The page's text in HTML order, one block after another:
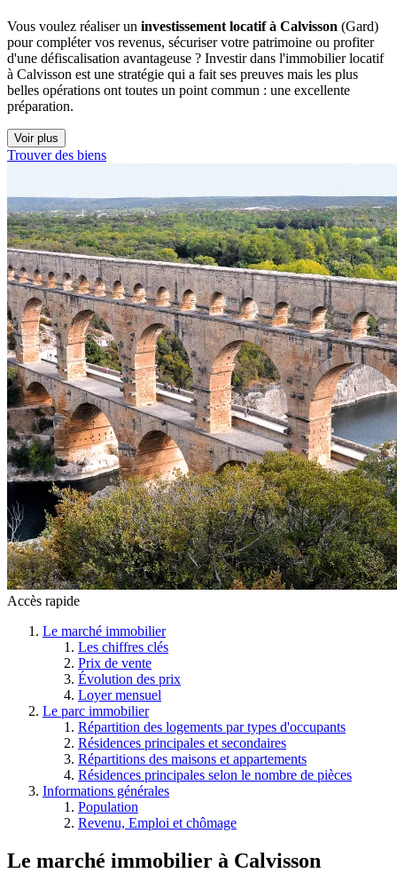
Vous voulez réaliser un investissement locatif à Calvisson (Gard)
pour compléter vos revenus, sécuriser votre patrimoine ou profiter
d'une défiscalisation avantageuse ? Investir dans l'immobilier locatif
à Calvisson est une stratégie qui a fait ses preuves mais les plus
belles opérations ont toutes un point commun : une excellente
préparation.
Voir plus
Trouver des biens
Accès rapide
Le marché immobilier
Les chiffres clés
Prix de vente
Évolution des prix
Loyer mensuel
Le parc immobilier
Répartition des logements par types d'occupants
Résidences principales et secondaires
Répartitions des maisons et appartements
Résidences principales selon le nombre de pièces
Informations générales
Population
Revenu, Emploi et chômage
Le marché immobilier à Calvisson